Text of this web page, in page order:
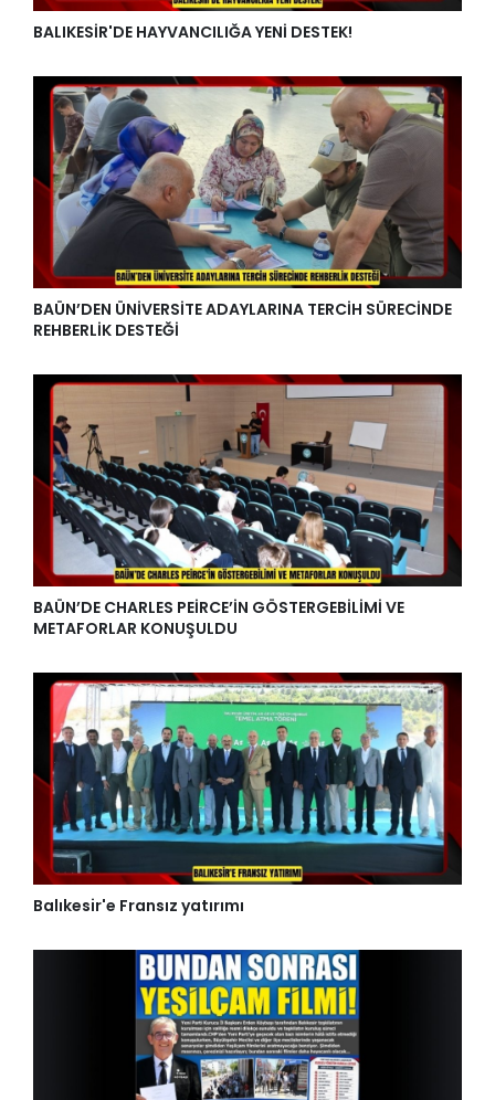
BALIKESİR'DE HAYVANCILIĞA YENİ DESTEK!
BAÜN’DEN ÜNİVERSİTE ADAYLARINA TERCİH SÜRECİNDE
REHBERLİK DESTEĞİ
BAÜN’DE CHARLES PEİRCE’İN GÖSTERGEBİLİMİ VE
METAFORLAR KONUŞULDU
Balıkesir'e Fransız yatırımı